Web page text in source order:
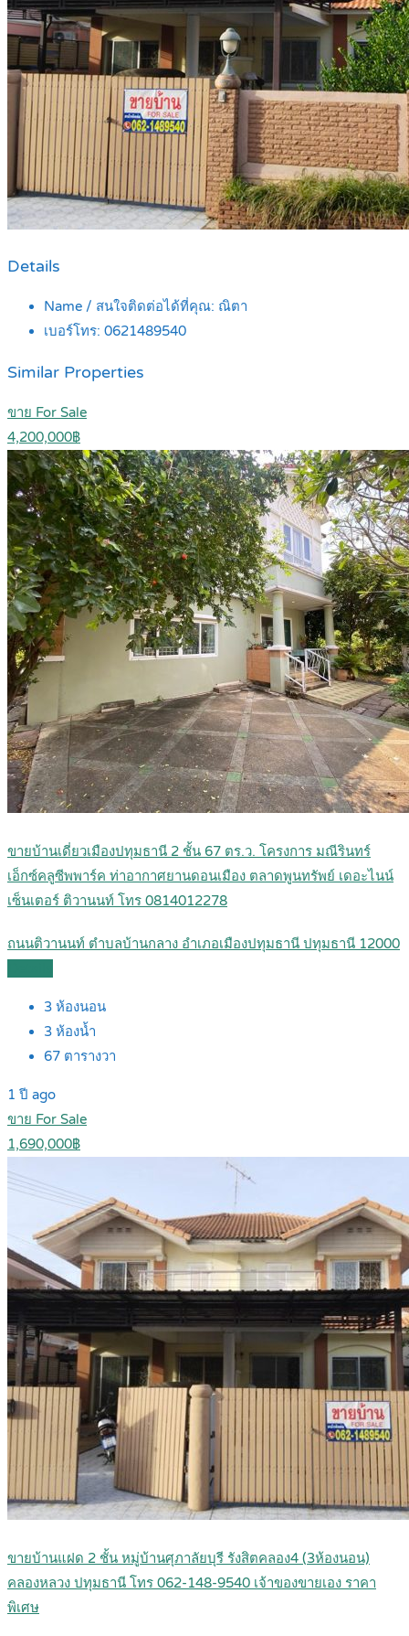
Details
Name / สนใจติดต่อได้ที่คุณ: ณิตา
เบอร์โทร: 0621489540
Similar Properties
ขาย For Sale
4,200,000฿
ขายบ้านเดี่ยวเมืองปทุมธานี 2 ชั้น 67 ตร.ว. โครงการ มณีรินทร์
เอ็กซ์คลูซีพพาร์ค ท่าอากาศยานดอนเมือง ตลาดพูนทรัพย์ เดอะไนน์
เซ็นเตอร์ ติวานนท์ โทร 0814012278
ถนนติวานนท์ ตำบลบ้านกลาง อำเภอเมืองปทุมธานี ปทุมธานี 12000
3 ห้องนอน
3 ห้องน้ำ
67 ตารางวา
1 ปี ago
ขาย For Sale
1,690,000฿
ขายบ้านแฝด 2 ชั้น หมู่บ้านศุภาลัยบุรี รังสิตคลอง4 (3ห้องนอน)
คลองหลวง ปทุมธานี โทร 062-148-9540 เจ้าของขายเอง ราคา
พิเศษ